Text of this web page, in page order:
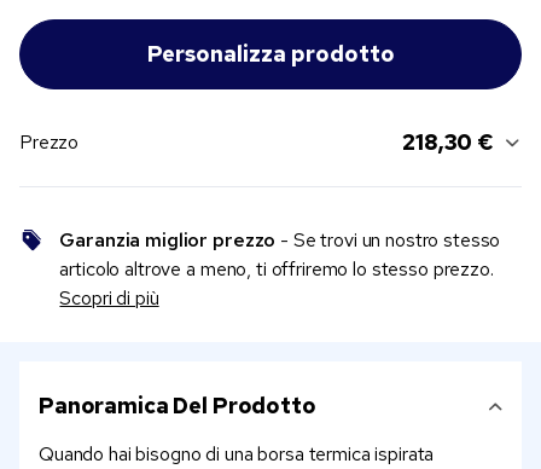
Prezzo 218,30 €
Garanzia miglior prezzo - Se trovi un nostro stesso
articolo altrove a meno, ti offriremo lo stesso prezzo.
Scopri di più
Panoramica Del Prodotto
Quando hai bisogno di una borsa termica ispirata